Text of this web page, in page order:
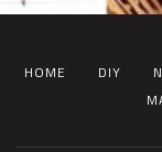
HOME DIY